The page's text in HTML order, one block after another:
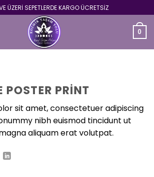
ÜZERİ SEPETLERDE KARGO ÜCRETSİZ
0
POSTER PRINT
sit amet, consectetuer adipiscing
nibh euismod tincidunt ut
aliquam erat volutpat.